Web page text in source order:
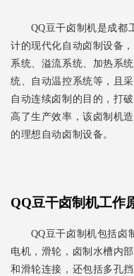
QQ豆干卤制机是成都
计的现代化自动卤制设备
系统、溢流系统、加热系
统、自动温控系统等，且
自动连续卤制的目的，打
高了生产效率，该卤制机
的理想自动卤制设备。
QQ豆干卤制机工作
QQ豆干卤制机包括卤
电机，滑轮，卤制水槽内
和滑轮连接，还包括多孔